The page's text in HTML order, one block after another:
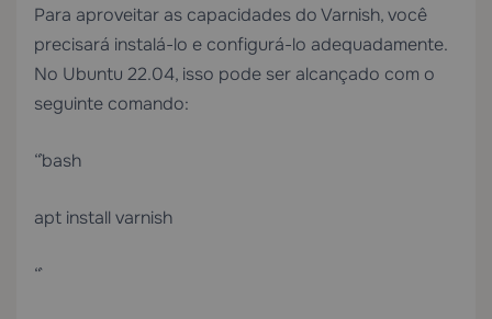
Para aproveitar as capacidades do Varnish, você
precisará instalá-lo e configurá-lo adequadamente.
No Ubuntu 22.04, isso pode ser alcançado com o
seguinte comando:
“`bash
apt install varnish
“`